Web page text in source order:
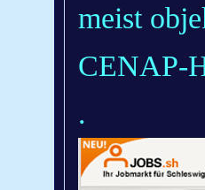
meist
CENAP-
.